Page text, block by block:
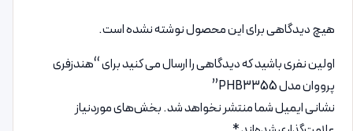
هیچ دیدگاهی برای این محصول نوشته نشده است.
اولین نفری باشید که دیدگاهی را ارسال می کنید برای “هندزفری
پرووان مدل PHB3355”
نشانی ایمیل شما منتشر نخواهد شد.بخش‌های موردنیاز